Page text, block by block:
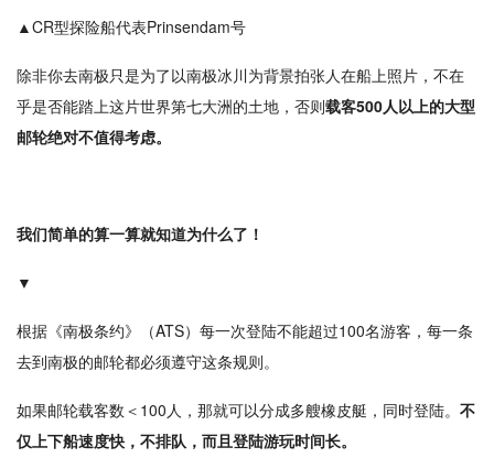
▲CR型探险船代表Prinsendam号
除非你去南极只是为了以南极冰川为背景拍张人在船上照片，不在
乎是否能踏上这片世界第七大洲的土地，否则载客500人以上的大型
邮轮绝对不值得考虑。
我们简单的算一算就知道为什么了！
▼
根据《南极条约》（ATS）每一次登陆不能超过100名游客，每一条
去到南极的邮轮都必须遵守这条规则。
如果邮轮载客数＜100人，那就可以分成多艘橡皮艇，同时登陆。 不
仅上下船速度快，不排队，而且登陆游玩时间长。